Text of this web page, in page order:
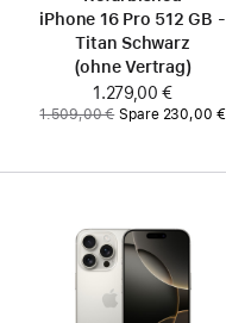
iPhone 16 Pro 512 GB -
Titan Schwarz
(ohne Vertrag)
Jetzt
1.279,00 €
Vorher:
1.509,00 € Spare 230,00 €